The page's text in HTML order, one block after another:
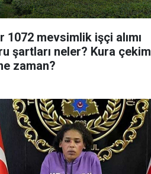
1072 mevsimlik işçi alımı
şartları neler? Kura çekim
zaman?